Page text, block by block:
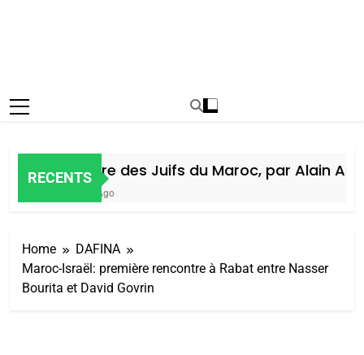
RECENTS
Histoire des Juifs du Maroc, par Alain Amiel
Home
DAFINA
Maroc-Israël: première rencontre à Rabat entre Nasser
Bourita et David Govrin